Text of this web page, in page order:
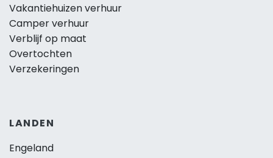
Vakantiehuizen verhuur
Camper verhuur
Verblijf op maat
Overtochten
Verzekeringen
LANDEN
Engeland